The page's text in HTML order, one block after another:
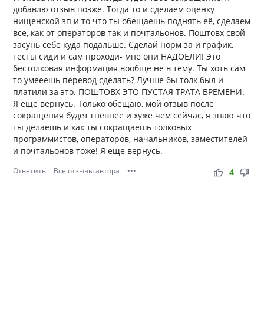
добавлю отзыв позже. Тогда то и сделаем оценку
нищенской зп и то что ты обещаешь поднять её, сделаем
все, как от операторов так и почтальонов. Поштовх свой
засунь себе куда подальше. Сделай норм за и график,
тесты сиди и сам проходи- мне они НАДОЕЛИ! Это
бестолковая информация вообще не в тему. Ты хоть сам
то умееешь перевод сделать? Лучше бы толк был и
платили за это. ПОШТОВХ ЭТО ПУСТАЯ ТРАТА ВРЕМЕНИ.
Я еще вернусь. Только обещаю, мой отзыв после
сокращения будет гневнее и хуже чем сейчас, я знаю что
ты делаешь и как ты сокращаешь толковых
программистов, операторов, начальников, заместителей
и почтальонов тоже! Я еще вернусь.
Ответить Все отзывы автора ••• thumb_up thumb_down
4